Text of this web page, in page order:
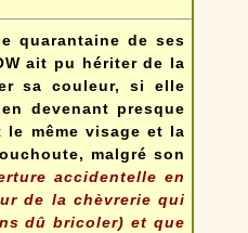
quarantaine de ses
ait pu hériter de la
sa couleur, si elle
devenant presque
même visage et la
malgré son
accidentelle en
de la chèvrerie qui
dû bricoler) et que